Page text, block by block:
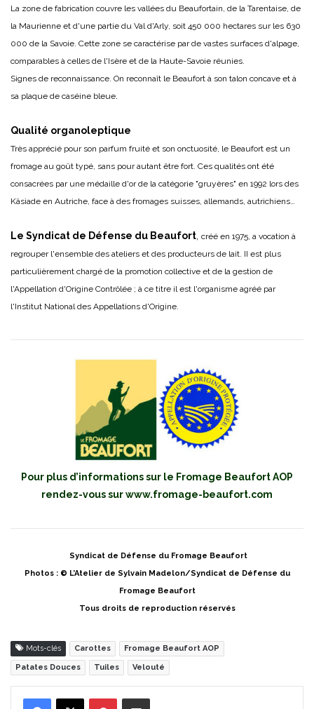
La zone de fabrication couvre les vallées du Beaufortain, de la Tarentaise, de
la Maurienne et d'une partie du Val d'Arly, soit 450 000 hectares sur les 630
000 de la Savoie. Cette zone se caractérise par de vastes surfaces d'alpage,
comparables à celles de l'Isère et de la Haute-Savoie réunies.
Signes de reconnaissance. On reconnaît le Beaufort à son talon concave et à
sa plaque de caséine bleue
Qualité organoleptique
Très apprécié pour son parfum fruité et son onctuosité, le Beaufort est un
fromage au goût typé, sans pour autant être fort. Ces qualités ont été
consacrées par une médaille d'or de la catégorie "gruyères" en 1992 lors des
Käsiade en Autriche, face à des fromages suisses, allemands, autrichiens…
Le Syndicat de Défense du Beaufort créé en 1975, a vocation à
regrouper l'ensemble des ateliers et des producteurs de lait. II est plus
particulièrement chargé de la promotion collective et de la gestion de
l'Appellation d'Origine Contrôlée ; à ce titre il est l'organisme agréé par
l'Institut National des Appellations d'Origine.
Pour plus d’informations sur le Fromage Beaufort AOP
rendez-vous surwww.fromage-beaufort.com
Syndicat de Défense du Fromage Beaufort
Photos : © L’Atelier de Sylvain Madelon/Syndicat de Défense du
Fromage Beaufort
Tous droits de reproduction réservés
Mots-clés Carottes Fromage Beaufort AOP
Patates Douces Tuiles Velouté